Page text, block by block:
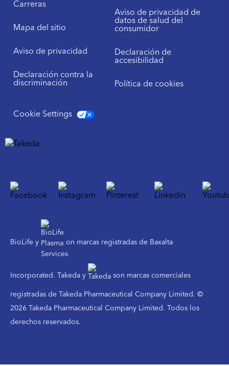
Carreras
Mapa del sitio
Aviso de privacidad
Declaración contra la
discriminación
Aviso de privacidad de
datos de salud del
consumidor
Declaración de
accesibilidad
Política de cookies
Cookie Settings
BioLife y on marcas registradas de Baxalta
Incorporated. Takeda y son marcas comerciales
registradas de Takeda Pharmaceutical Company Limited. ©
2026 Takeda Pharmaceutical Company Limited. Todos los
derechos reservados.